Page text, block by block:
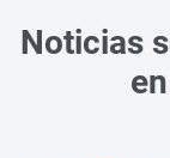
Noticias